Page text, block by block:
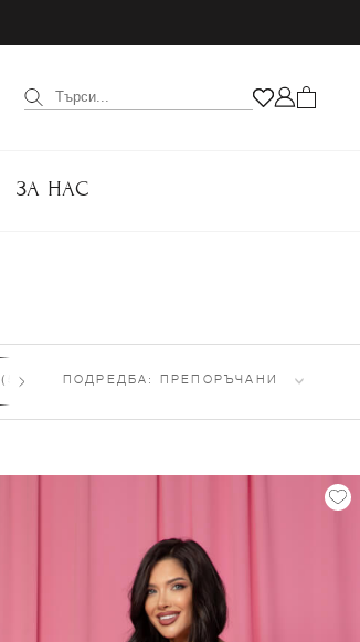
ЗА НАС
(54) ОФИС ПЛЕТИВО (66)
ПОДРЕДБА: ПРЕПОРЪЧАНИ